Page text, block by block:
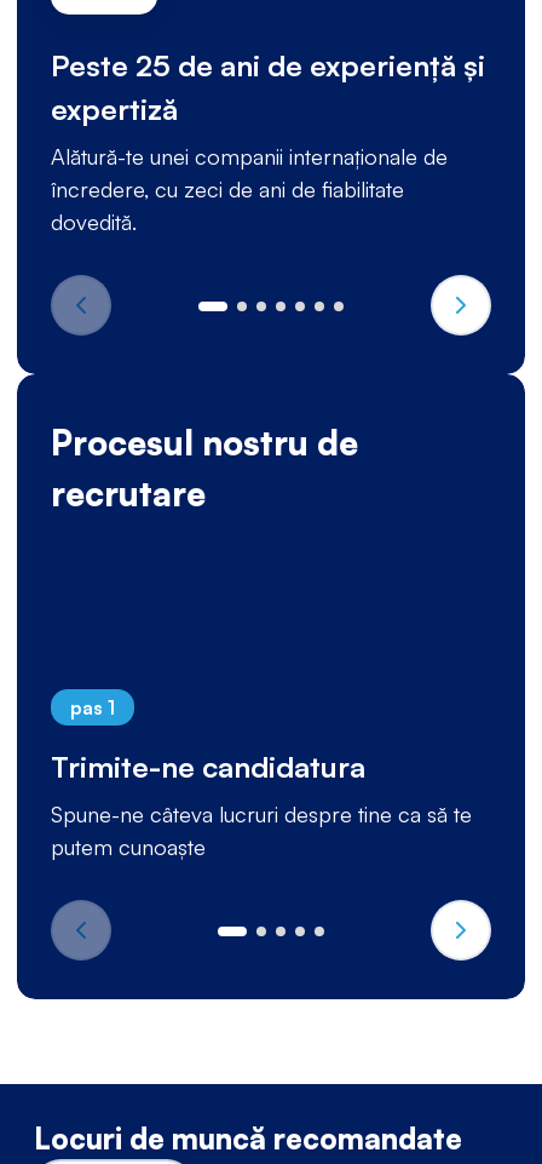
Peste 25 de ani de experiență și
expertiză
Alătură-te unei companii internaționale de
încredere, cu zeci de ani de fiabilitate
dovedită.
Procesul nostru de
recrutare
pas 1
Trimite-ne candidatura
Spune-ne câteva lucruri despre tine ca să te
putem cunoaște
Locuri de muncă recomandate